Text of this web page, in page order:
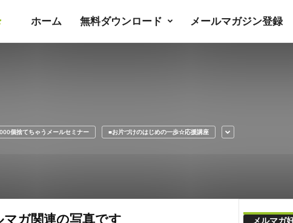
ホーム 無料ダウンロード メールマガジン登録
個捨てちゃうメールセミナー ■お片づけのはじめの一歩☆応援講座
マガ関連の写真です メルマガ